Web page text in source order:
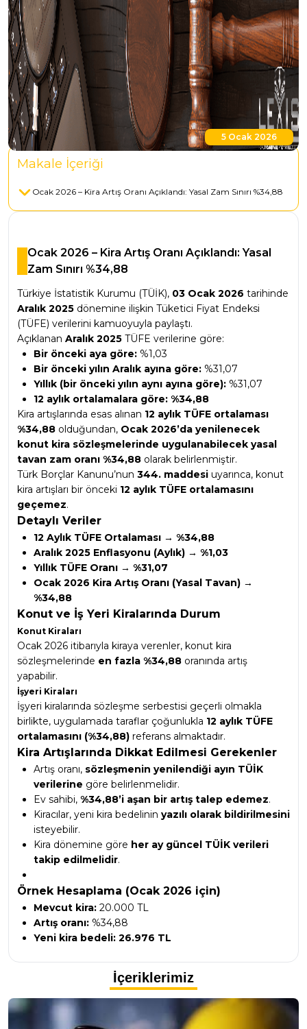
5 Ocak 2026
Makale İçeriği
Ocak 2026 – Kira Artış Oranı Açıklandı: Yasal Zam Sınırı %34,88
Ocak 2026 – Kira Artış Oranı Açıklandı: Yasal
Zam Sınırı %34,88
Türkiye İstatistik Kurumu (TÜİK), 03 Ocak 2026 tarihinde
Aralık 2025 dönemine ilişkin Tüketici Fiyat Endeksi
(TÜFE) verilerini kamuoyuyla paylaştı.
Açıklanan Aralık 2025 TÜFE verilerine göre:
Bir önceki aya göre: %1,03
Bir önceki yılın Aralık ayına göre: %31,07
Yıllık (bir önceki yılın aynı ayına göre): %31,07
12 aylık ortalamalara göre: %34,88
Kira artışlarında esas alınan 12 aylık TÜFE ortalaması
%34,88 olduğundan, Ocak 2026’da yenilenecek
konut kira sözleşmelerinde uygulanabilecek yasal
tavan zam oranı %34,88 olarak belirlenmiştir.
Türk Borçlar Kanunu’nun 344. maddesi uyarınca, konut
kira artışları bir önceki 12 aylık TÜFE ortalamasını
geçemez.
Detaylı Veriler
12 Aylık TÜFE Ortalaması → %34,88
Aralık 2025 Enflasyonu (Aylık) → %1,03
Yıllık TÜFE Oranı → %31,07
Ocak 2026 Kira Artış Oranı (Yasal Tavan) →
%34,88
Konut ve İş Yeri Kiralarında Durum
Konut Kiraları
Ocak 2026 itibarıyla kiraya verenler, konut kira
sözleşmelerinde en fazla %34,88 oranında artış
yapabilir.
İşyeri Kiraları
İşyeri kiralarında sözleşme serbestisi geçerli olmakla
birlikte, uygulamada taraflar çoğunlukla 12 aylık TÜFE
ortalamasını (%34,88) referans almaktadır.
Kira Artışlarında Dikkat Edilmesi Gerekenler
Artış oranı, sözleşmenin yenilendiği ayın TÜİK
verilerine göre belirlenmelidir.
Ev sahibi, %34,88’i aşan bir artış talep edemez.
Kiracılar, yeni kira bedelinin yazılı olarak bildirilmesini
isteyebilir.
Kira dönemine göre her ay güncel TÜİK verileri
takip edilmelidir.
Örnek Hesaplama (Ocak 2026 için)
Mevcut kira: 20.000 TL
Artış oranı: %34,88
Yeni kira bedeli: 26.976 TL
İçeriklerimiz